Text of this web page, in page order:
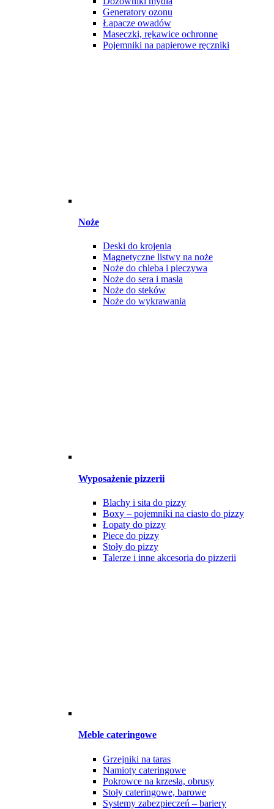
Generatory ozonu
Łapacze owadów
Maseczki, rękawice ochronne
Pojemniki na papierowe ręczniki
Noże
Deski do krojenia
Magnetyczne listwy na noże
Noże do chleba i pieczywa
Noże do sera i masła
Noże do steków
Noże do wykrawania
Wyposażenie pizzerii
Blachy i sita do pizzy
Boxy – pojemniki na ciasto do pizzy
Łopaty do pizzy
Piece do pizzy
Stoły do pizzy
Talerze i inne akcesoria do pizzerii
Meble cateringowe
Grzejniki na taras
Namioty cateringowe
Pokrowce na krzesła, obrusy
Stoły cateringowe, barowe
Systemy zabezpieczeń – bariery